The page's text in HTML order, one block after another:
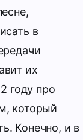
в
их
году про
который
Конечно, и в